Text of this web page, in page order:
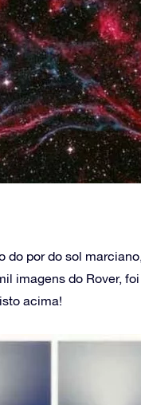
do por do sol
imagens do Rover,
acima!